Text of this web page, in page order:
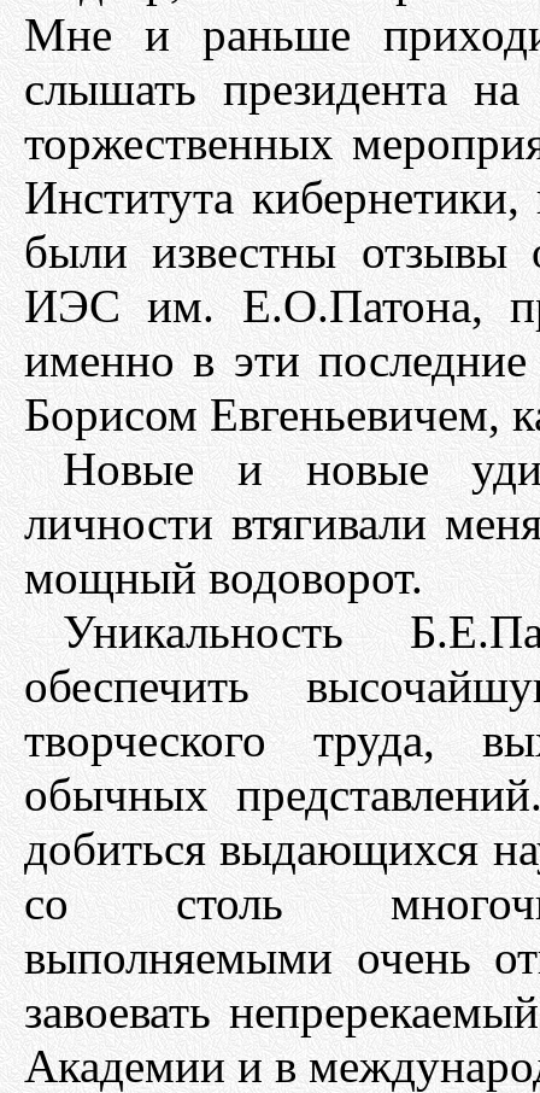
Мне и раньше
слышать президента
торжественных
Института
были известны отзывы
ИЭС им. Е.О.Патона,
именно в эти
Борисом Евгеньевичем,
Новые и новые
личности втягивали
мощный водоворот.
Уникальность
обеспечить
творческого труда,
обычных
добиться выдающихся
со столь
выполняемыми очень
завоевать
Академии и в